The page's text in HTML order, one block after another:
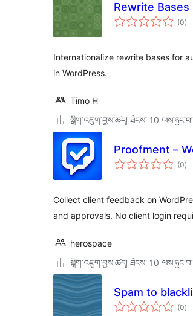
Rewrite
(0)
Internationalize rewrite bases for
in WordPress.
Timo H
སྒྲིག་འཇུག་བྱས་ཚད། ཐེངས་ 10 ལས་ཉུང་བ།
Proofment –
(0)
Collect client feedback on
and approvals. No client login
herospace
སྒྲིག་འཇུག་བྱས་ཚད། ཐེངས་ 10 ལས་ཉུང་བ།
Spam to
(0)